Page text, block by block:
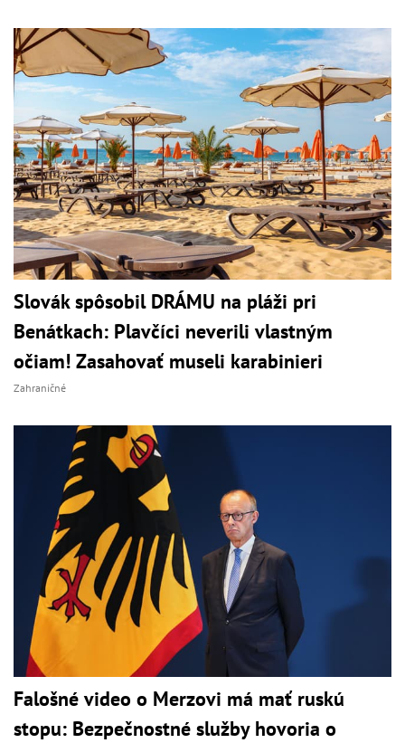
Slovák spôsobil DRÁMU na pláži pri
Benátkach: Plavčíci neverili vlastným
očiam! Zasahovať museli karabinieri
Zahraničné
Falošné video o Merzovi má mať ruskú
stopu: Bezpečnostné služby hovoria o